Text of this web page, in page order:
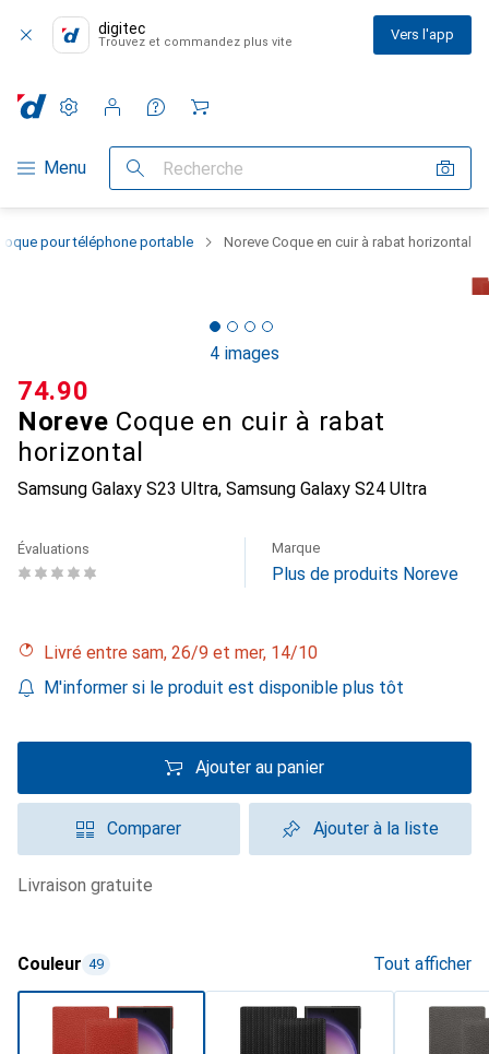
digitec
Trouvez et commandez plus vite Vers l'app
Navigation par catégorie
Menu Recherche
Paramètres
Compte client
Listes de comparaison
Listes d'envies
Panier
pour téléphone portable Noreve Coque en cuir à rabat horizontal
4 images
Noreve Coque en cuir à rabat
horizontal
Samsung Galaxy S23 Ultra, Samsung Galaxy S24 Ultra
CHF
74.90
Évaluations Marque
Plus de produits Noreve
Livré entre sam, 26/9 et mer, 14/10
M'informer si le produit est disponible plus tôt
Ajouter au panier
Comparer Ajouter à la liste
livraison gratuite
Couleur 49 Tout afficher